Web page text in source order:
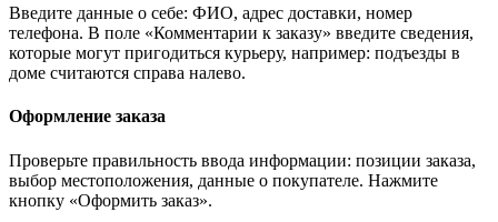
Введите данные о себе: ФИО, адрес доставки, номер
телефона. В поле «Комментарии к заказу» введите сведения,
которые могут пригодиться курьеру, например: подъезды в
доме считаются справа налево.
Оформление заказа
Проверьте правильность ввода информации: позиции заказа,
выбор местоположения, данные о покупателе. Нажмите
кнопку «Оформить заказ».